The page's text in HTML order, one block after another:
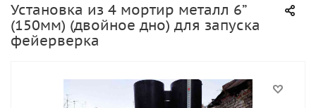
Установка из 4 мортир металл 6”
(150мм) (двойное дно) для запуска
фейерверка